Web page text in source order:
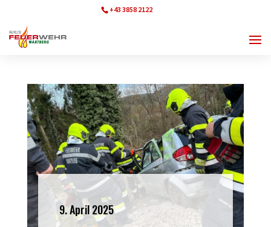
+43 3858 2122
9. April 2025